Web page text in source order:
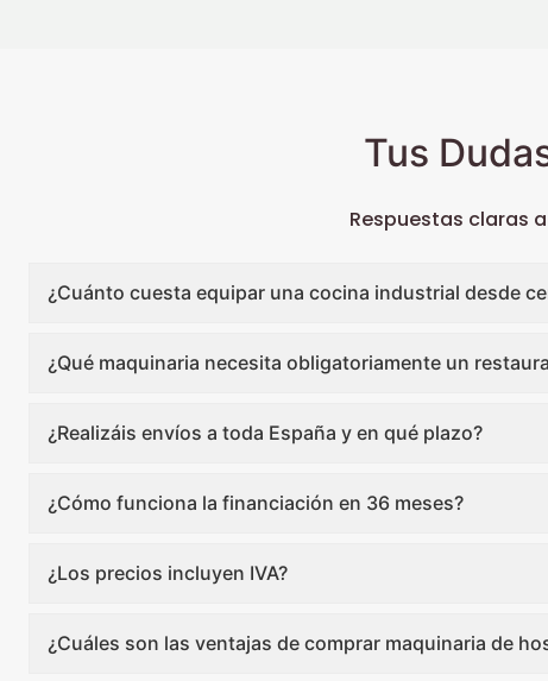
Tus
Respuestas claras
¿Cuánto cuesta equipar una cocina industrial desde
¿Qué maquinaria necesita obligatoriamente un
¿Realizáis envíos a toda España y en qué plazo?
¿Cómo funciona la financiación en 36 meses?
¿Los precios incluyen IVA?
¿Cuáles son las ventajas de comprar maquinaria de